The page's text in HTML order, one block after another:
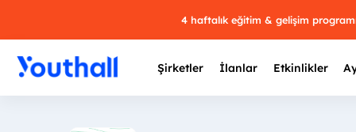
4 haftalık eğitim & gelişim
Şirketler İlanlar Etkinlikler